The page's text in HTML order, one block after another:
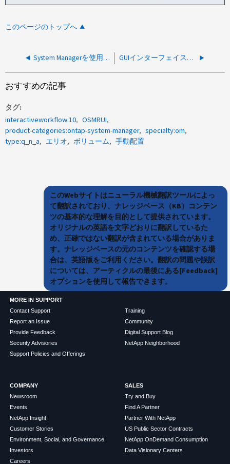
このページのトップへ
System Managerを使用して、複数のSnapMirror転送を同時に変更することはできますか。 GUIインターフェイスを使用して、MetroClusterでユーザ設定を複製することは可能ですか？
おすすめの記事
タグ
interactiveworkflow:10
OSMRUI
product-categories:ontap-system-manager
specialty:om
type:q_n_a
エリオ ボリューム 手動配置
このWebサイトはニューラル機械翻訳ツールによっ
て翻訳されており、ナレッジベース（KB）コンテン
ツの基本的な理解を目的として提供されています。
オリジナルの英語を文字どおりに翻訳しているた
め、正確ではない翻訳が含まれている場合がありま
す。ナレッジベースの元のコンテンツを確認する場
合は、英語版をご利用ください。翻訳の問題や誤訳
については、アーティクルの最後にある[Feedback]
オプションを使用して報告できます。
MORE IN SUPPORT
Contact Support
Report an Issue
Provide Feedback
Security Advisories
Support Policies and Offerings
Training
Community
Digital Support Blog
NetApp Neighborhood
COMPANY
Newsroom
Events
NetApp Insight
Customer Stories
Environment, Social, and Governance
Investors
Careers
SALES
Try and Buy
Find A Partner
Partner With NetApp
US Public Sector Contracts
NetApp OnDemand Consumption
Data Visionary Centers